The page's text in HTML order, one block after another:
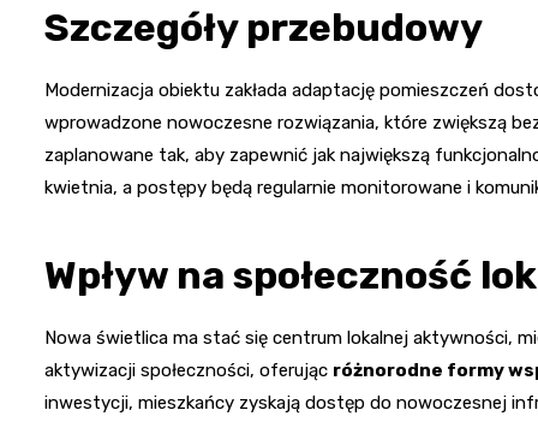
Szczegóły przebudowy
Modernizacja obiektu zakłada adaptację pomieszczeń
wprowadzone nowoczesne rozwiązania, które zwiększą
zaplanowane tak, aby zapewnić jak największą
kwietnia, a postępy będą regularnie monitorowane i
Wpływ na społeczność
Nowa świetlica ma stać się centrum lokalnej aktywności,
aktywizacji społeczności, oferując różnorodne formy
inwestycji, mieszkańcy zyskają dostęp do nowoczesnej